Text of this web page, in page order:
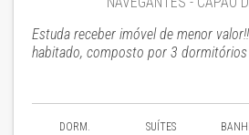
Estuda receber imóvel de menor
habitado, composto por 3
DORM. SUÍTES